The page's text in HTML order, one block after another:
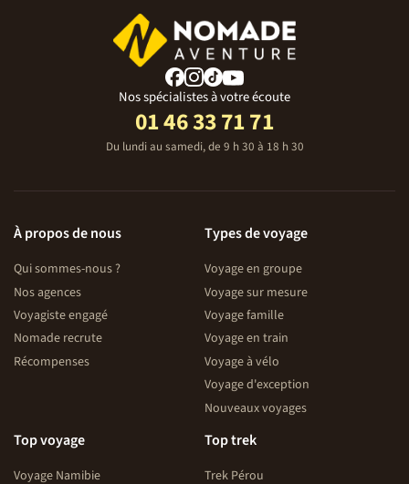
Nos spécialistes à votre écoute
01 46 33 71 71
Du lundi au samedi, de 9 h 30 à 18 h 30
À propos de nous
Qui sommes-nous ?
Nos agences
Voyagiste engagé
Nomade recrute
Récompenses
Types de voyage
Voyage en groupe
Voyage sur mesure
Voyage famille
Voyage en train
Voyage à vélo
Voyage d'exception
Nouveaux voyages
Top voyage
Voyage Namibie
Top trek
Trek Pérou